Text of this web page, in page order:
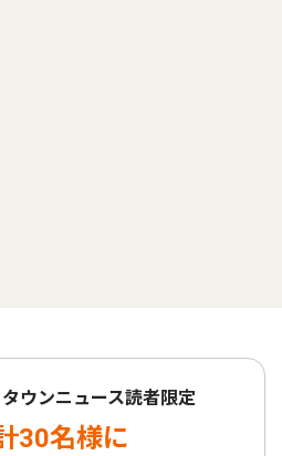
ウンニュース読者限定
30名様に